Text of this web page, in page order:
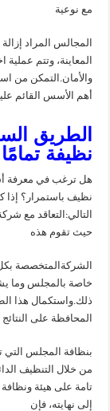
مع نوعية
المجالس المراد
المعاينة، وتتم عملية
والأمان.
التمكن من
أهم الأسس القائم
الطريق
نظيفة تمامًا
هل ترغب في معرفة
نظيف باستمرار؟ إذا
التالي: التعاقد مع
حيث تقوم هذه
الشركة المتخصصة
خاصة بالمجلس وما
ذلك.واستكمال هذا
المحافظة على
بنظافة المجلس التي
من خلال التنظيف
تامة على هيئة
إلى نهايته، فإن